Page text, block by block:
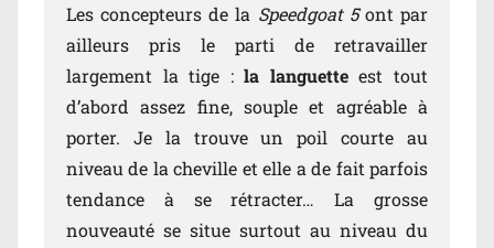
Les concepteurs de la Speedgoat 5ont par
ailleurs pris le parti de retravailler
largement la tige :la languetteest tout
d’abord assez fine, souple et agréable à
porter. Je la trouve un poil courte au
niveau de la cheville et elle a de fait parfois
tendance à se rétracter… La grosse
nouveauté se situe surtout au niveau du